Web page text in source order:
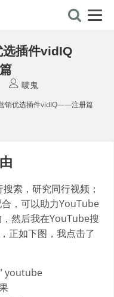
选插件vidIQ
唛鬼
销优选插件vidIQ——注册篇
索，研究同行视频；
，可以助力YouTube
然后我在YouTube搜
正如下图，我点击了